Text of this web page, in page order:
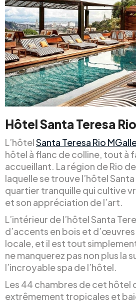
Hôtel Santa Teresa
L’hôtelSanta Teresa Rio
hôtel à flanc de colline, tout à
accueillant. La région de Rio
laquelle se trouve l’hôtel
quartier tranquille qui cultive
et son appréciation de l’art.
L’intérieur de l’hôtel Santa
d’accents en bois et d’œuvres
locale, et il est tout
ne manquerez pas non plus la
l’incroyable spa de l’hôtel.
Les 44 chambres de cet hôtel
extrêmement tropicales et